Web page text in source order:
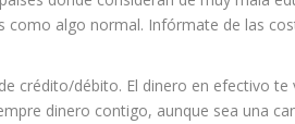
algo normal. Infórmate de las
crédito/débito. El dinero en efectivo te
dinero contigo, aunque sea una